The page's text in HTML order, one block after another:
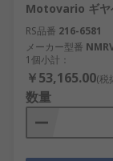
Motovario ギヤ
RS品番 216-6581
メーカー型番
1個小計：
￥53,165.00(税
数量